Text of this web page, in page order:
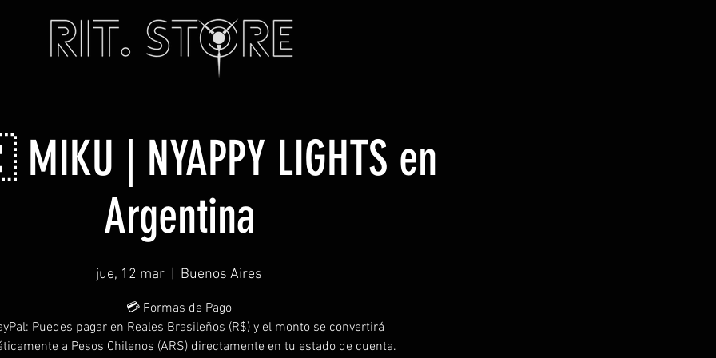
| NYAPPY LIGHTS en
Argentina
jue, 12 mar Buenos Aires
💳 Formas de Pago
Puedes pagar en Reales Brasileños (R$) y el monto se convertirá
a Pesos Chilenos (ARS) directamente en tu estado de cuenta.